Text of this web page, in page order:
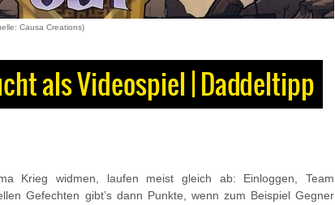
Causa Creations)
als Videospiel | Daddeltipp
Krieg widmen, laufen meist gleich ab: Einloggen, Team
Gefechten gibt’s dann Punkte, wenn zum Beispiel Gegner